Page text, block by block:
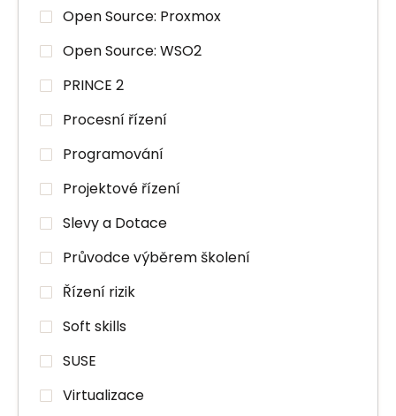
Open Source: Proxmox
Open Source: WSO2
PRINCE 2
Procesní řízení
Programování
Projektové řízení
Slevy a Dotace
Průvodce výběrem školení
Řízení rizik
Soft skills
SUSE
Virtualizace